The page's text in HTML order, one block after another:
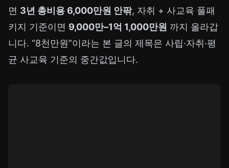
면 3년 총비용 6,000만원 안팎, 자취 + 사교육 풀패
키지 기준이면 9,000만–1억 1,000만원 까지 올라갑
니다. “8천만원”이라는 본 글의 제목은 사립·자취·평
균 사교육 기준의 중간값입니다.